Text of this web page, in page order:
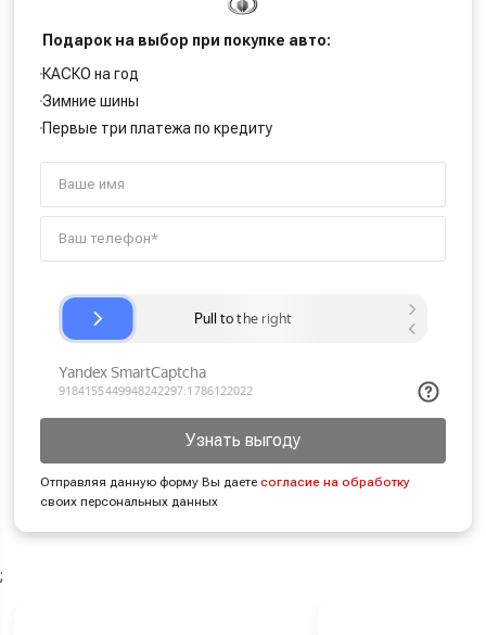
Подарок на выбор при покупке авто:
КАСКО на год
Зимние шины
Первые три платежа по кредиту
Узнать выгоду
Отправляя данную форму Вы даетесогласие на обработку
своих персональных данных
;